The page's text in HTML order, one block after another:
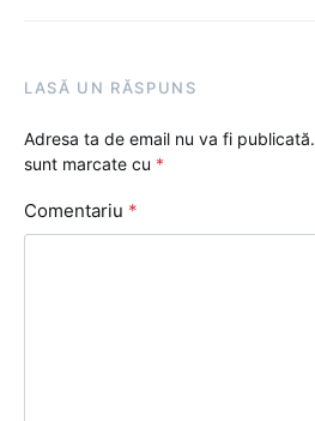
LASĂ UN RĂSPUNS
Adresa ta de email nu va fi publicată.
sunt marcate cu *
Comentariu *